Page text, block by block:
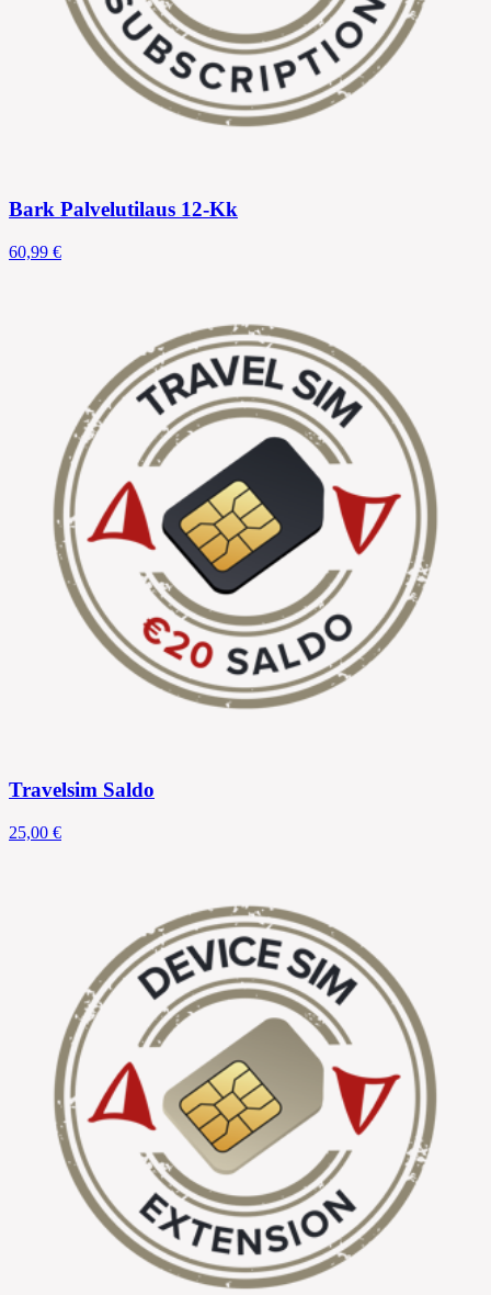
Bark Palvelutilaus 12-Kk
60,99 €
Travelsim Saldo
25,00 €